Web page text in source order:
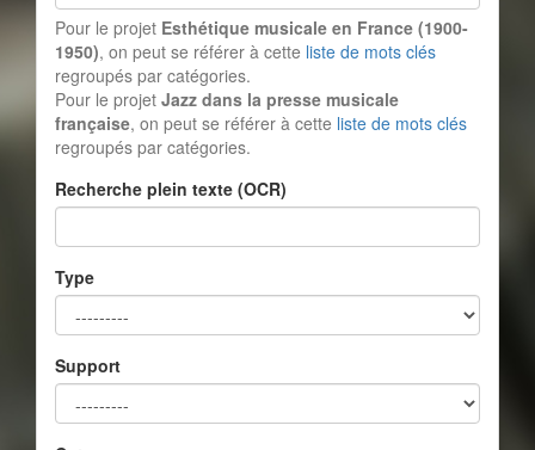
Pour le projet Esthétique musicale en France (1900-
1950), on peut se référer à cette liste de mots clés
regroupés par catégories.
Pour le projet Jazz dans la presse musicale
française, on peut se référer à cette liste de mots clés
regroupés par catégories.
Recherche plein texte (OCR)
Type
Support